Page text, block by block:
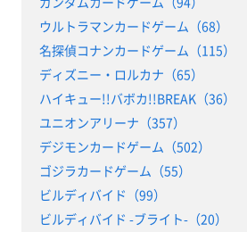
ウルトラマンカードゲーム（68）
名探偵コナンカードゲーム（115）
ディズニー・ロルカナ（65）
ハイキュー!!バボカ!!BREAK（36）
ユニオンアリーナ（357）
デジモンカードゲーム（502）
ゴジラカードゲーム（55）
ビルディバイド（99）
ビルディバイド -ブライト-（20）